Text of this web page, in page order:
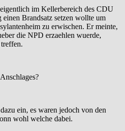
im Kellerbereich des CDU
einen Brandsatz setzen wollte um
zu erwischen. Er meinte,
die NPD erzaehlen wuerde,
ein, es waren jedoch von den
wohl welche dabei.